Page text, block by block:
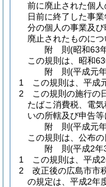
前に廃止された個
日前に終了した事
分の個人の事業及
廃止されたものにつ
附 則(昭和63
この規則は、昭和
附 則(平成元
1
この規則は、平成
2
この規則の施行の
たばこ消費税、電
いの所轄及び申告
附 則(平成元
この規則は、公布の
附 則(平成2年
1
この規則は、平成
2
改正後の広島市市
の規定は、平成2年